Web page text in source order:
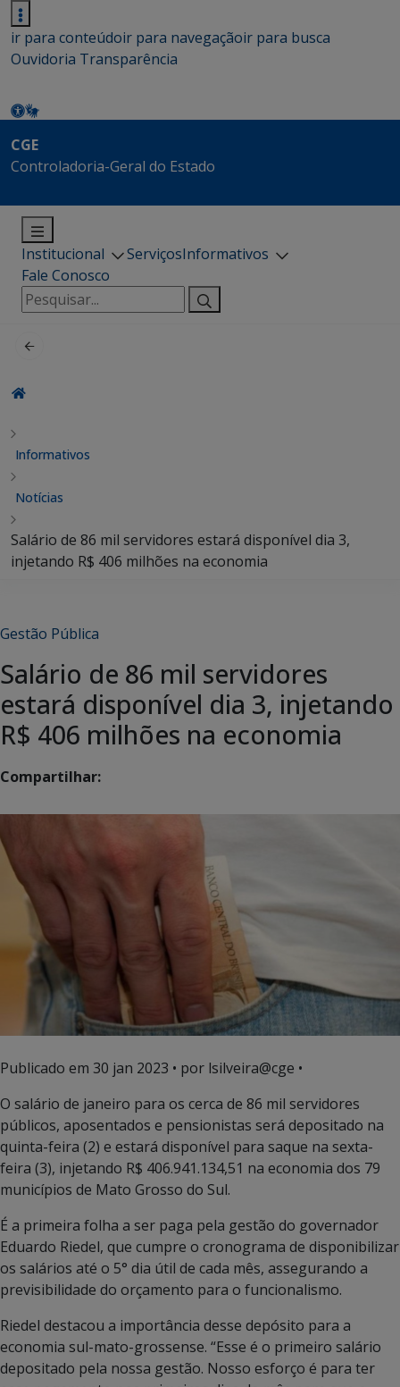
ir para conteúdoir para navegaçãoir para busca
Ouvidoria Transparência
CGE
Controladoria-Geral do Estado
Institucional ServiçosInformativos
Fale Conosco
Pesquisar
por:
Informativos
Notícias
Salário de 86 mil servidores estará disponível dia 3,
injetando R$ 406 milhões na economia
Gestão Pública
Salário de 86 mil servidores
estará disponível dia 3, injetando
R$ 406 milhões na economia
Compartilhar:
Publicado em 30 jan 2023 • por lsilveira@cge •
O salário de janeiro para os cerca de 86 mil servidores
públicos, aposentados e pensionistas será depositado na
quinta-feira (2) e estará disponível para saque na sexta-
feira (3), injetando R$ 406.941.134,51 na economia dos 79
municípios de Mato Grosso do Sul.
É a primeira folha a ser paga pela gestão do governador
Eduardo Riedel, que cumpre o cronograma de disponibilizar
os salários até o 5° dia útil de cada mês, assegurando a
previsibilidade do orçamento para o funcionalismo.
Riedel destacou a importância desse depósito para a
economia sul-mato-grossense. “Esse é o primeiro salário
depositado pela nossa gestão. Nosso esforço é para ter